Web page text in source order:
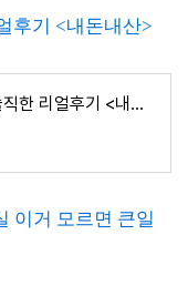
후기 <내돈내산>
부산 기장 맛집 헬카우 솔직한 리얼후기 <내돈내산>
이거 모르면 큰일